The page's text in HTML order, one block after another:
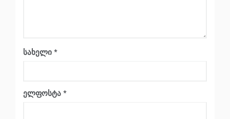
სახელი *
ელფოსტა *